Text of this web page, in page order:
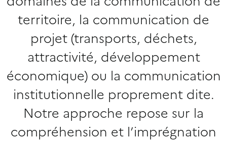
territoire, la communication de
projet (transports, déchets,
attractivité, développement
économique) ou la communication
institutionnelle proprement dite.
Notre approche repose sur la
compréhension et l’imprégnation